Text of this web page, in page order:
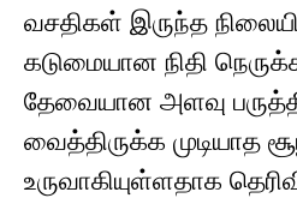
வசதிகள் இருந்த
கடுமையான நிதி
தேவையான அளவு
வைத்திருக்க முடியாத
உருவாகியுள்ளதாக